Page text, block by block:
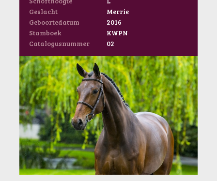
Geslacht
Merrie
Geboortedatum
2016
Stamboek
KWPN
Catalogusnummer
02